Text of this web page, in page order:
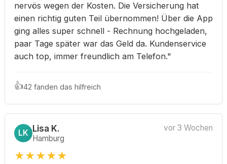
nervös wegen der Kosten. Die Versicherung hat
einen richtig guten Teil übernommen! Über die App
ging alles super schnell - Rechnung hochgeladen,
paar Tage später war das Geld da. Kundenservice
auch top, immer freundlich am Telefon."
👍42 fanden das hilfreich
LK Lisa K.
Hamburg
vor 3 Wochen
★★★★★